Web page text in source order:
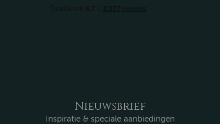
Nieuwsbrief
Inspiratie & speciale aanbiedingen